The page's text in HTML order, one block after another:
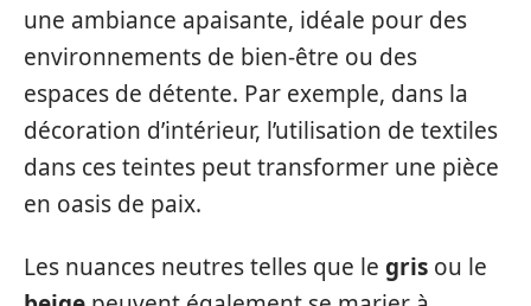
une ambiance apaisante, idéale pour des
environnements de bien-être ou des
espaces de détente. Par exemple, dans la
décoration d’intérieur, l’utilisation de textiles
dans ces teintes peut transformer une pièce
en oasis de paix.
Les nuances neutres telles que le gris ou le